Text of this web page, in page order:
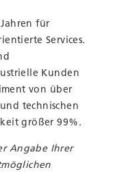
für
Services.
Kunden
von über
technischen
größer 99%.
Angabe Ihrer